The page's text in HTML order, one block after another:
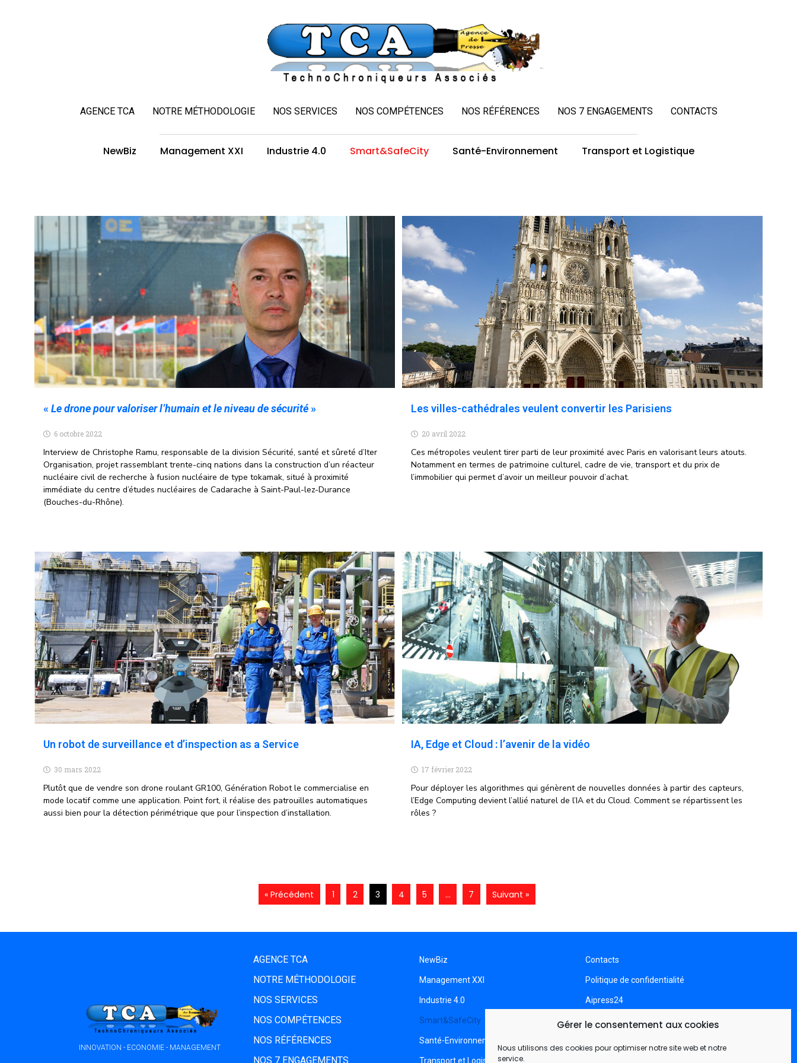
Gérer le consentement aux cookies
Nous utilisons des cookies pour optimiser notre site web et notre
service.
AGENCE TCA NOTRE MÉTHODOLOGIE NOS SERVICES NOS COMPÉTENCES NOS RÉFÉRENCES NOS 7 ENGAGEMENTS CONTACTS
NewBiz Management XXI Industrie 4.0 Smart&SafeCity Santé-Environnement Transport et Logistique
« Le drone pour valoriser l’humain et le niveau de sécurité »
6 octobre 2022
Interview de Christophe Ramu, responsable de la division Sécurité, santé et sûreté d’Iter
Organisation, projet rassemblant trente-cinq nations dans la construction d’un réacteur
nucléaire civil de recherche à fusion nucléaire de type tokamak, situé à proximité
immédiate du centre d’études nucléaires de Cadarache à Saint-Paul-lez-Durance
(Bouches-du-Rhône).
Les villes-cathédrales veulent convertir les Parisiens
20 avril 2022
Ces métropoles veulent tirer parti de leur proximité avec Paris en valorisant leurs atouts.
Notamment en termes de patrimoine culturel, cadre de vie, transport et du prix de
l’immobilier qui permet d’avoir un meilleur pouvoir d’achat.
Un robot de surveillance et d’inspection as a Service
30 mars 2022
Plutôt que de vendre son drone roulant GR100, Génération Robot le commercialise en
mode locatif comme une application. Point fort, il réalise des patrouilles automatiques
aussi bien pour la détection périmétrique que pour l’inspection d’installation.
IA, Edge et Cloud : l’avenir de la vidéo
17 février 2022
Pour déployer les algorithmes qui génèrent de nouvelles données à partir des capteurs,
l’Edge Computing devient l’allié naturel de l’IA et du Cloud. Comment se répartissent les
rôles ?
« Précédent 1 2 3 4 5 … 7 Suivant »
INNOVATION - ECONOMIE - MANAGEMENT
AGENCE TCA
NOTRE MÉTHODOLOGIE
NOS SERVICES
NOS COMPÉTENCES
NOS RÉFÉRENCES
NOS 7 ENGAGEMENTS
NewBiz
Management XXI
Industrie 4.0
Smart&SafeCity
Santé-Environnement
Transport et Logistique
Contacts
Politique de confidentialité
Aipress24
Aipress24 Updates